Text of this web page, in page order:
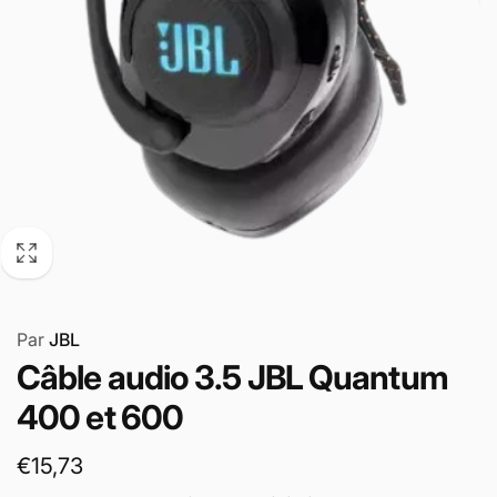
Par JBL
Câble audio 3.5 JBL Quantum
400 et 600
Prix
€15,73